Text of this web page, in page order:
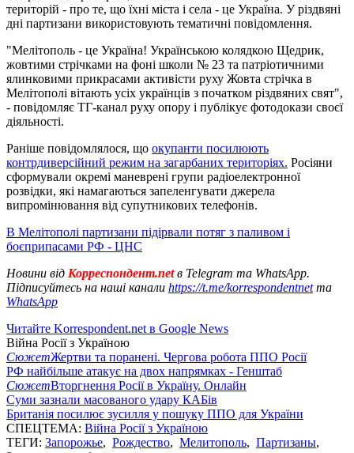
територій - про те, що їхні міста і села - це Україна. У різдвяні
дні партизани використовують тематичні повідомлення.
"Мелітополь - це Україна! Українською колядкою Щедрик,
жовтими стрічками на фоні школи № 23 та патріотичними
ялинковими прикрасами активісти руху Жовта стрічка в
Мелітополі вітають усіх українців з початком різдвяних свят",
- повідомляє ТГ-канал руху опору і публікує фотодокази своєї
діяльності.
Раніше повідомлялося, що окупанти посилюють
контрдиверсійний режим на загарбаних територіях. Росіяни
сформували окремі маневрені групи радіоелектронної
розвідки, які намагаються запеленгувати джерела
випромінювання від супутникових телефонів.
В Мелітополі партизани підірвали потяг з паливом і
боєприпасами РФ - ЦНС
Новини від Корреспондент.netв Telegram та WhatsApp.
Підписуйтесь на наші канали https://t.me/korrespondentnetта
WhatsApp
Читайте Korrespondent.net в Google News
Війна Росії з Україною
СюжетЖертви та поранені. Чергова робота ППО Росії
РФ найбільше атакує на двох напрямках - Генштаб
СюжетВторгнення Росії в Україну. Онлайн
Суми зазнали масованого удару КАБів
Британія посилює зусилля у пошуку ППО для України
СПЕЦТЕМА: Війна Росії з Україною
ТЕГИ: Запорожье, Рождество, Мелитополь, Партизаны,